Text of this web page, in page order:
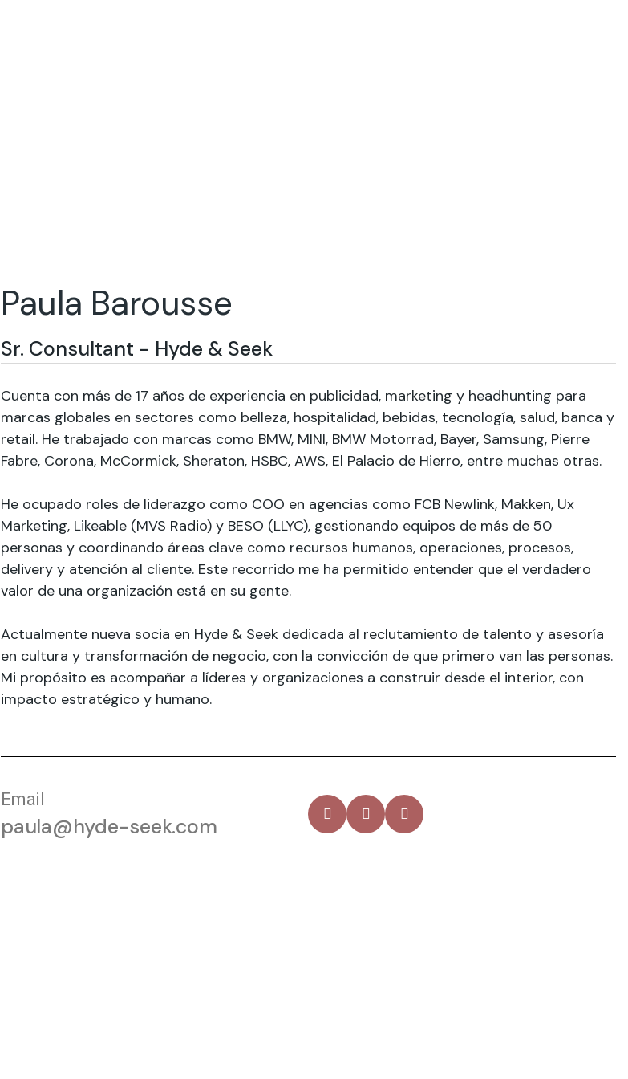
Sr. Consultant - Hyde & Seek
Paula Barousse
Cuenta con más de 17 años de experiencia en publicidad, marketing y headhunting para
marcas globales en sectores como belleza, hospitalidad, bebidas, tecnología, salud, banca y
retail. He trabajado con marcas como BMW, MINI, BMW Motorrad, Bayer, Samsung, Pierre
Fabre, Corona, McCormick, Sheraton, HSBC, AWS, El Palacio de Hierro, entre muchas otras.
He ocupado roles de liderazgo como COO en agencias como FCB Newlink, Makken, Ux
Marketing, Likeable (MVS Radio) y BESO (LLYC), gestionando equipos de más de 50
personas y coordinando áreas clave como recursos humanos, operaciones, procesos,
delivery y atención al cliente. Este recorrido me ha permitido entender que el verdadero
valor de una organización está en su gente.
Actualmente nueva socia en Hyde & Seek dedicada al reclutamiento de talento y asesoría
en cultura y transformación de negocio, con la convicción de que primero van las personas.
Mi propósito es acompañar a líderes y organizaciones a construir desde el interior, con
impacto estratégico y humano.
Email
paula@hyde-seek.com